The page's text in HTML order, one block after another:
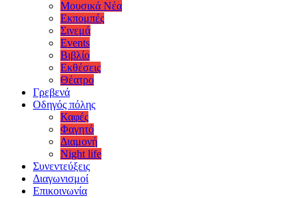
Μουσικά Νέα
Εκπομπές
Σινεμά
Events
Βιβλίο
Εκθέσεις
Θέατρο
Γρεβενά
Οδηγός πόλης
Καφές
Φαγητό
Διαμονή
Night life
Συνεντεύξεις
Διαγωνισμοί
Επικοινωνία